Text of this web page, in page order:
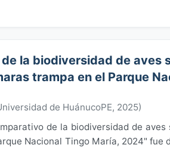
la biodiversidad de aves
trampa en el Parque
de HuánucoPE, 2025)
de la biodiversidad de
Nacional Tingo María, 2024" fue